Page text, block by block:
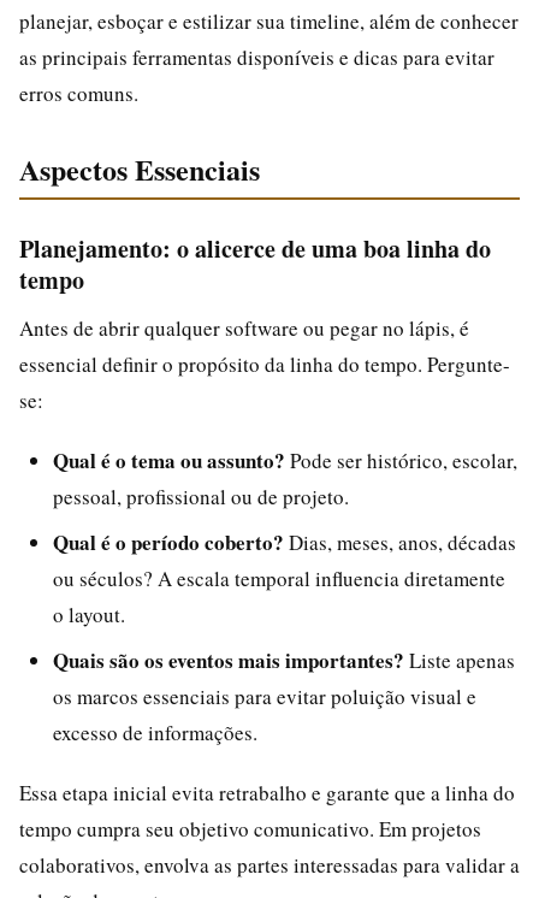
planejar, esboçar e estilizar sua timeline, além de conhecer
as principais ferramentas disponíveis e dicas para evitar
erros comuns.
Aspectos Essenciais
Planejamento: o alicerce de uma boa linha do
tempo
Antes de abrir qualquer software ou pegar no lápis, é
essencial definir o propósito da linha do tempo. Pergunte-
se:
Qual é o tema ou assunto? Pode ser histórico, escolar,
pessoal, profissional ou de projeto.
Qual é o período coberto? Dias, meses, anos, décadas
ou séculos? A escala temporal influencia diretamente
o layout.
Quais são os eventos mais importantes? Liste apenas
os marcos essenciais para evitar poluição visual e
excesso de informações.
Essa etapa inicial evita retrabalho e garante que a linha do
tempo cumpra seu objetivo comunicativo. Em projetos
colaborativos, envolva as partes interessadas para validar a